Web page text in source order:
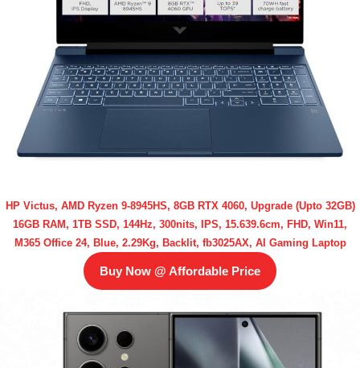
HP Victus, AMD Ryzen 9-8945HS, 8GB RTX 4060, Upgrade (Upto 32GB)
16GB RAM, 1TB SSD, 144Hz, 300nits, IPS, 15.639.6cm, FHD, Win11,
M365 Office 24, Blue, 2.29Kg, Backlit, fb3025AX, AI Gaming Laptop
Buy Now @ Affordable Price